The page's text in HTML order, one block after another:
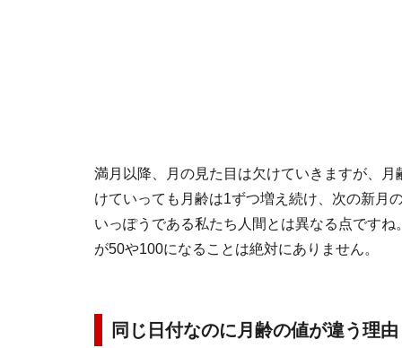
満月以降、月の見た目は欠けていきますが、
けていっても月齢は1ずつ増え続け、次の新月
いっぽうである私たち人間とは異なる点です
が50や100になることは絶対にありません。
同じ日付なのに月齢の値が違う理由